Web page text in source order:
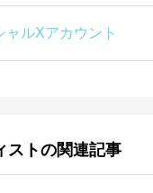
ャルXアカウント
ストの関連記事